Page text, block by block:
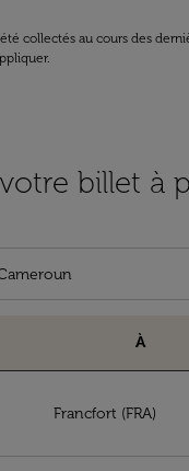
collectés au cours des
billet à
À
Francfort (FRA)